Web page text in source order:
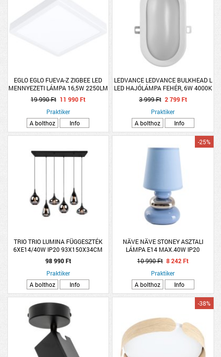
EGLO EGLO FUEVA-Z ZIGBEE LED
MENNYEZETI LÁMPA 16,5W 2250LM
2700-6500K IP44 DIMMELHETŐ
21X21CM
19 990 Ft 11 990 Ft
Praktiker
A bolthoz
Info
LEDVANCE LEDVANCE BULKHEAD L
LED HAJÓLÁMPA FEHÉR, 6W 4000K
420LM IP54
3 999 Ft 2 799 Ft
Praktiker
A bolthoz
Info
TRIO TRIO LUMINA FÜGGESZTÉK
6XE14/40W IP20 93X150X34CM
MATT FEKETE
98 990 Ft
Praktiker
A bolthoz
Info
NÄVE NÄVE STONEY ASZTALI
LÁMPA E14 MAX.40W IP20
KERÁMIA VILÁGOSKÉK-EZÜST 31CM
-25%
10 990 Ft 8 242 Ft
Praktiker
A bolthoz
Info
-38%